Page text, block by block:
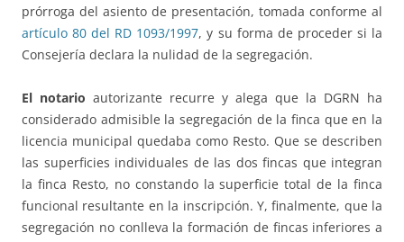
prórroga del asiento de presentación, tomada conforme al
artículo 80 del RD 1093/1997, y su forma de proceder si la
Consejería declara la nulidad de la segregación.
El notario autorizante recurre y alega que la DGRN ha
considerado admisible la segregación de la finca que en la
licencia municipal quedaba como Resto. Que se describen
las superficies individuales de las dos fincas que integran
la finca Resto, no constando la superficie total de la finca
funcional resultante en la inscripción. Y, finalmente, que la
segregación no conlleva la formación de fincas inferiores a